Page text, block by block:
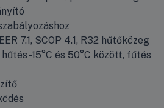
7.1, SCOP 4.1, R32 hűtőközeg
hűtés -15°C és 50°C között, fűtés